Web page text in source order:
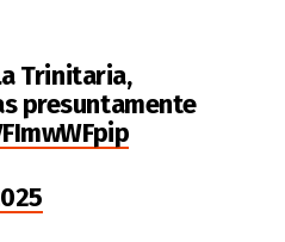
Trinitaria,
presuntamente